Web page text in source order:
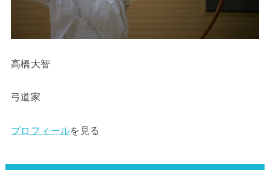
高橋大智
弓道家
プロフィールを見る